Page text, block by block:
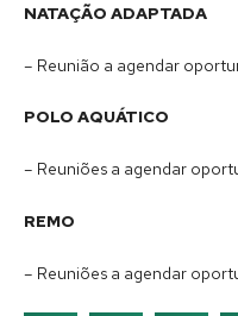
NATAÇÃO ADAPTADA
– Reunião a agendar
POLO AQUÁTICO
– Reuniões a agendar
REMO
– Reuniões a agendar